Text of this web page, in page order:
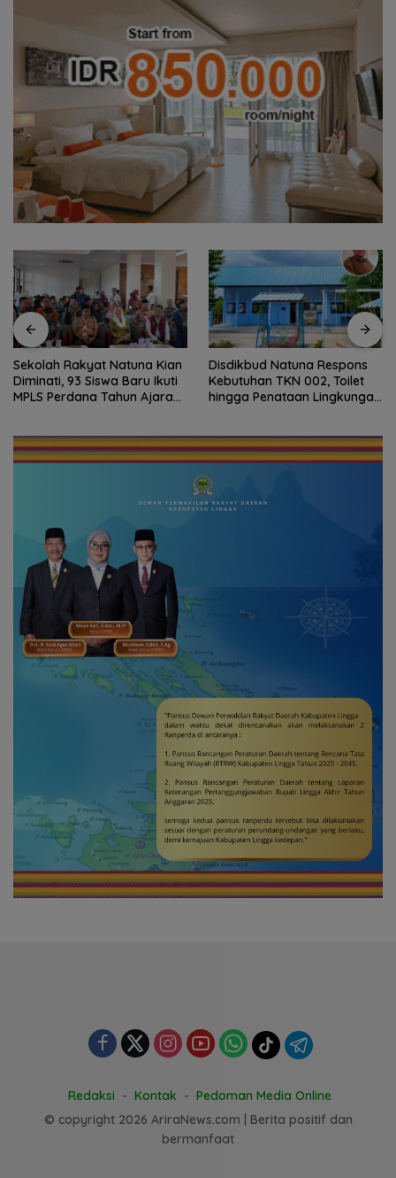
Sekolah Rakyat Natuna Kian
Diminati, 93 Siswa Baru Ikuti
MPLS Perdana Tahun Ajaran
Disdikbud Natuna Respons
Kebutuhan TKN 002, Toilet
hingga Penataan Lingkungan
Redaksi Kontak
Pedoman Media Online
© copyright 2026 AriraNews.com | Berita positif dan
bermanfaat